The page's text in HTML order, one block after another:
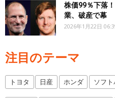
株価99％下落
業、破産で幕
2026年1月22日
注目のテーマ
トヨタ 日産 ホンダ ソフ